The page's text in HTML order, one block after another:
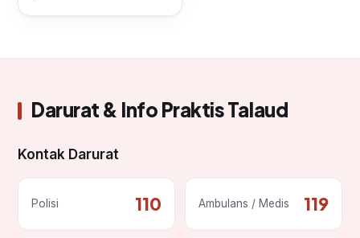
Darurat & Info Praktis Talaud
Kontak Darurat
Polisi 110 Ambulans / Medis 119